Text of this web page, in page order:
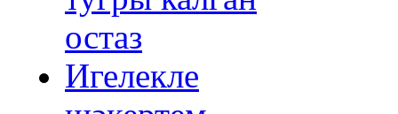
остаз
Игелекле